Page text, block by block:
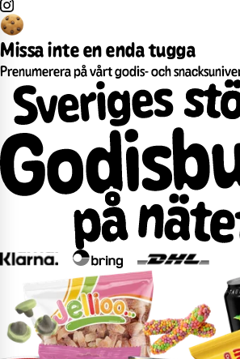
Missa inte en enda tugga
Prenumerera på vårt godis- och